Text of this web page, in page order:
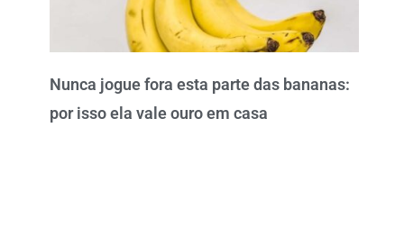
Nunca jogue fora esta parte das bananas:
por isso ela vale ouro em casa